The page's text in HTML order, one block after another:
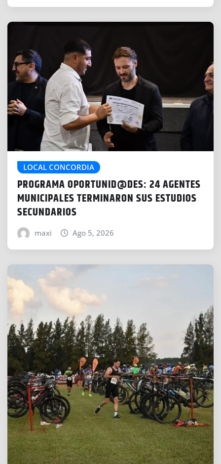
LOCAL CONCORDIA
PROGRAMA OPORTUNID@DES: 24 AGENTES
MUNICIPALES TERMINARON SUS ESTUDIOS
SECUNDARIOS
maxi Ago 5, 2026